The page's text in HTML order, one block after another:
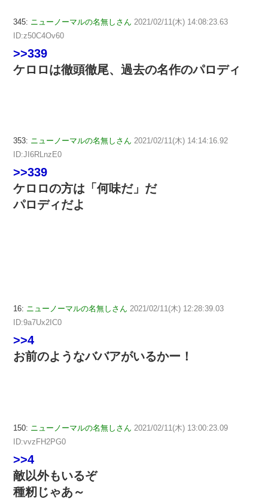
345: ニューノーマルの名無しさん 2021/02/11(木) 14:08:23.63
ID:z50C4Ov60
>>339
ケロロは徹頭徹尾、過去の名作のパロディ
353: ニューノーマルの名無しさん 2021/02/11(木) 14:14:16.92
ID:JI6RLnzE0
>>339
ケロロの方は「何味だ」だ
パロディだよ
16: ニューノーマルの名無しさん 2021/02/11(木) 12:28:39.03
ID:9a7Ux2IC0
>>4
お前のようなババアがいるかー！
150: ニューノーマルの名無しさん 2021/02/11(木) 13:00:23.09
ID:vvzFH2PG0
>>4
敵以外もいるぞ
種籾じゃあ～